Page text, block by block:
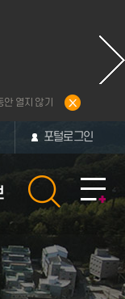
안 열지 않기
포털로그인